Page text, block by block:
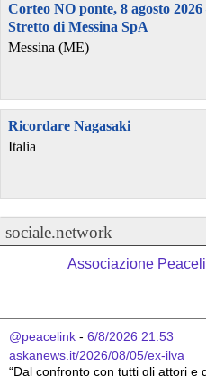
Corteo NO ponte, 8 agosto
Stretto di Messina SpA
Messina (ME)
Ricordare Nagasaki
Italia
sociale.network
Associazione
@peacelink - 6/8/2026 21:53
askanews.it/2026/08/05/ex-ilva
“Dal confronto con tutti gli attori e